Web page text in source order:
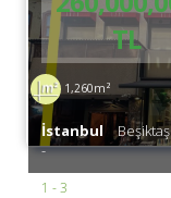
TL
1,260m²
İstanbul
Beşiktaş
-
1 - 3